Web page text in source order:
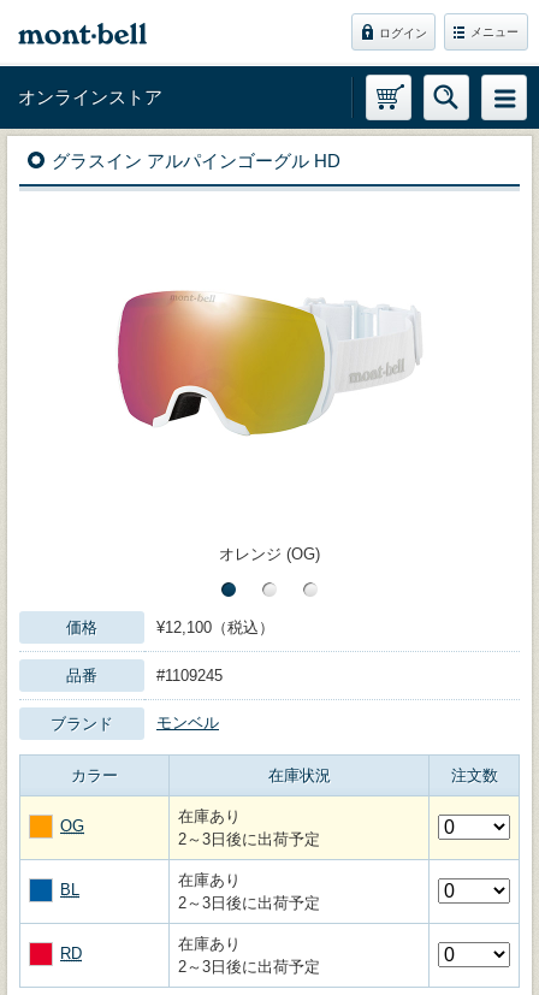
ログイン メニュー
オンラインストア
グラスイン アルパインゴーグル HD
オレンジ (OG)
価格 ¥12,100（税込）
品番 #1109245
ブランド モンベル
カラー 在庫状況 注文数
OG
在庫あり
2～3日後に出荷予定
BL
在庫あり
2～3日後に出荷予定
RD
在庫あり
2～3日後に出荷予定